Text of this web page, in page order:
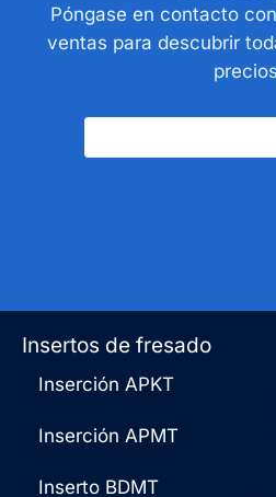
Póngase en contacto
ventas para descubrir
precios
Insertos de fresado
Inserción APKT
Inserción APMT
Inserto BDMT